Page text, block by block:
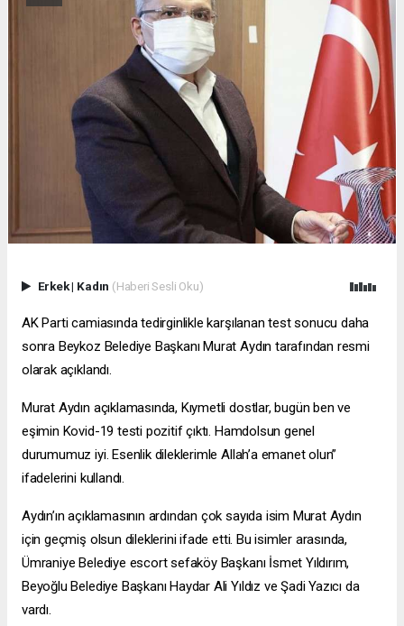
Erkek| Kadın (Haberi Sesli Oku)
AK Parti camiasında tedirginlikle karşılanan test sonucu daha
sonra Beykoz Belediye Başkanı Murat Aydın tarafından resmi
olarak açıklandı.
Murat Aydın açıklamasında, Kıymetli dostlar, bugün ben ve
eşimin Kovid-19 testi pozitif çıktı. Hamdolsun genel
durumumuz iyi. Esenlik dileklerimle Allah’a emanet olun”
ifadelerini kullandı.
Aydın’ın açıklamasının ardından çok sayıda isim Murat Aydın
için geçmiş olsun dileklerini ifade etti. Bu isimler arasında,
Ümraniye Belediye escort sefaköyBaşkanı İsmet Yıldırım,
Beyoğlu Belediye Başkanı Haydar Ali Yıldız ve Şadi Yazıcı da
vardı.